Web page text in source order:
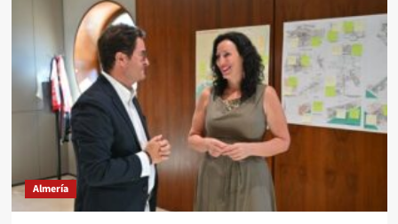
Almería